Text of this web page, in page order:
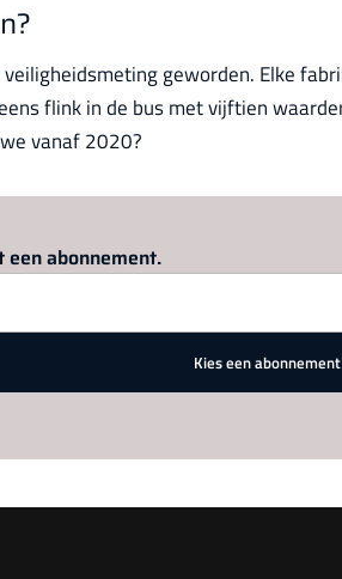
geworden. Elke
flink in de bus met vijftien
vanaf 2020?
abonnement.
Kies een abonnement